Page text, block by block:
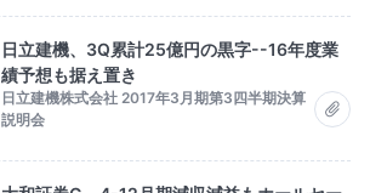
日立建機、3Q累計25億円の黒字--16年度業
績予想も据え置き
日立建機株式会社 2017年3月期第3四半期決算
説明会